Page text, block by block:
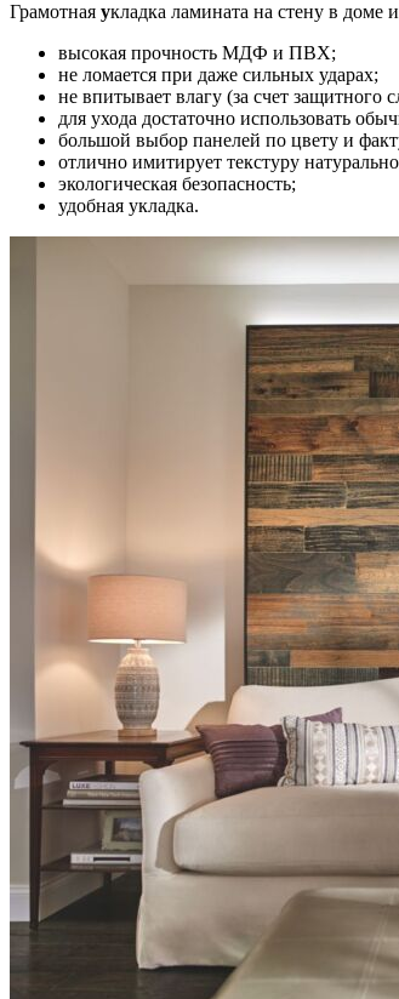
Грамотная укладка ламината на стену в доме
высокая прочность МДФ и ПВХ;
не ломается при даже сильных ударах;
не впитывает влагу (за счет защитного
для ухода достаточно использовать
большой выбор панелей по цвету и
отлично имитирует текстуру
экологическая безопасность;
удобная укладка.